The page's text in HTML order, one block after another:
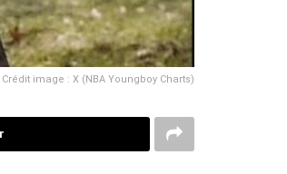
image : X (NBA Youngboy Charts)